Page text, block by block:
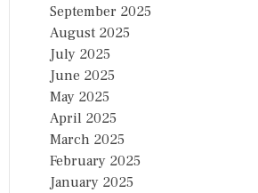
September 2025
August 2025
July 2025
June 2025
May 2025
April 2025
March 2025
February 2025
January 2025